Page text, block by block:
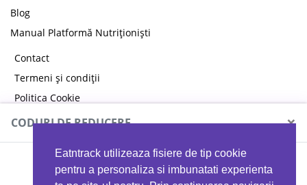
Eatntrack utilizeaza fisiere de tip cookie
pentru a personaliza si imbunatati experienta
Blog
Manual Platformă Nutriționiști
Contact
Termeni și condiții
Politica Cookie
Politica de confidențialitate
CODURI DE REDUCERE ×
MYPROTEIN